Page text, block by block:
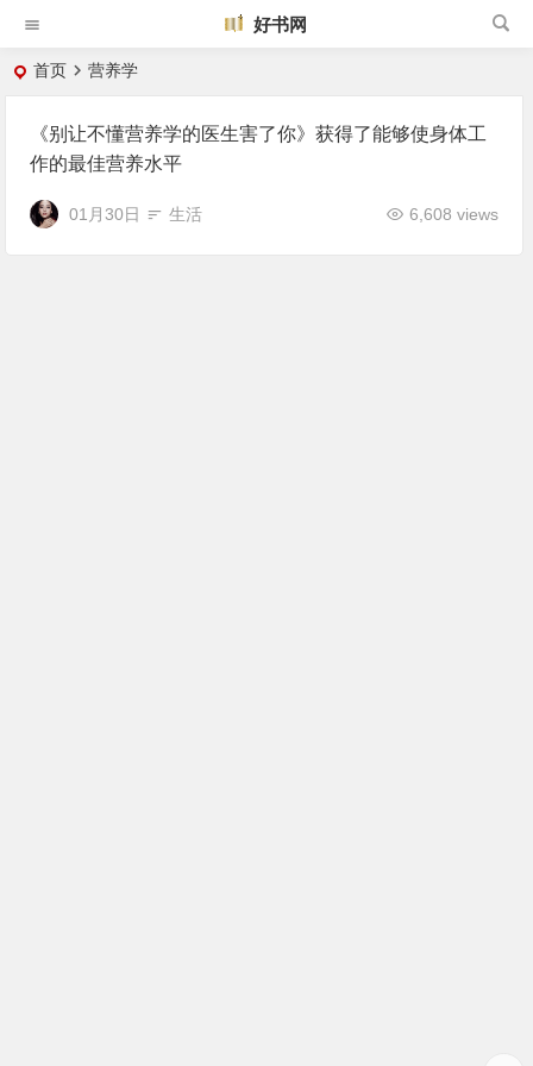
好书网
首页 营养学
《别让不懂营养学的医生害了你》获得了能够使身体工
作的最佳营养水平
01月30日 生活 6,608 views